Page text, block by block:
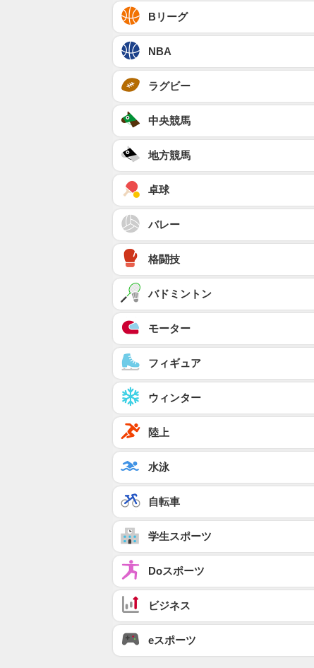
Bリーグ
NBA
ラグビー
中央競馬
地方競馬
卓球
バレー
格闘技
バドミントン
モーター
フィギュア
ウィンター
陸上
水泳
自転車
学生スポーツ
Doスポーツ
ビジネス
eスポーツ